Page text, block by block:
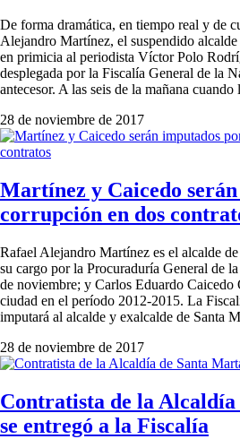
De forma dramática, en tiempo real y de
Alejandro Martínez, el suspendido
en primicia al periodista Víctor Polo
desplegada por la Fiscalía General de la
antecesor. A las seis de la mañana
28 de noviembre de 2017
Martínez y Caicedo
corrupción en dos
Rafael Alejandro Martínez es el alcalde
su cargo por la Procuraduría General de
de noviembre; y Carlos Eduardo Caicedo
ciudad en el período 2012-2015. La
imputará al alcalde y exalcalde de Santa
28 de noviembre de 2017
Contratista de la
se entregó a la Fiscalía